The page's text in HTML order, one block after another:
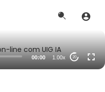
line com UIG IA
00:00 1.00x 20